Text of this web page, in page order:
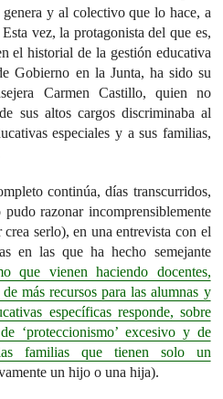
y al colectivo que lo hace, a
vez, la protagonista del que es,
el historial de la gestión educativa
Gobierno en la Junta, ha sido su
Carmen Castillo, quien no
sus altos cargos discriminaba al
especiales y a sus familias,
continúa, días transcurridos,
razonar incomprensiblemente
serlo), en una entrevista con el
en las que ha hecho semejante
que vienen haciendo docentes,
más recursos para las alumnas y
específicas responde, sobre
‘proteccionismo’ excesivo y de
familias que tienen solo un
un hijo o una hija).